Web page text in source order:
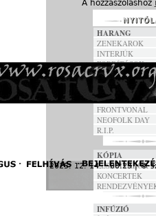
A hozzászóláshoz
2025. 12. 14. - 08:23 | ©
HARANG
ZENEKAROK
INTERJÚK
FORDÍTÁSOK
DALSZÖVEGEK
ANNO
FRONTVONAL
NEOFOLK DAY
R.I.P.
KÓPIA
FESZTIVÁLOK
KONCERTEK
INFÚZIÓ